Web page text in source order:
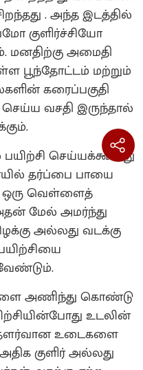
. அந்த இடத்தில்
குளிர்ச்சியோ
அமைதி
பூந்தோட்டம் மற்றும்
கரைப்பகுதி
வசதி இருந்தால்
செய்யக்கூடாது
தர்ப்பை பாயை
ஒரு வெள்ளைத்
மேல் அமர்ந்து
அல்லது வடக்கு
அணிந்து கொண்டு
உடலின்
உடைகளை
குளிர் அல்லது